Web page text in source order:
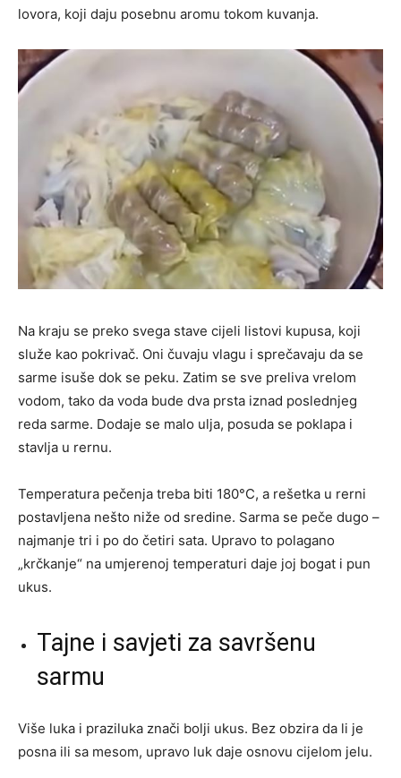
lovora, koji daju posebnu aromu tokom kuvanja.
Na kraju se preko svega stave cijeli listovi kupusa, koji
služe kao pokrivač. Oni čuvaju vlagu i sprečavaju da se
sarme isuše dok se peku. Zatim se sve preliva vrelom
vodom, tako da voda bude dva prsta iznad poslednjeg
reda sarme. Dodaje se malo ulja, posuda se poklapa i
stavlja u rernu.
Temperatura pečenja treba biti 180°C, a rešetka u rerni
postavljena nešto niže od sredine. Sarma se peče dugo –
najmanje tri i po do četiri sata. Upravo to polagano
„krčkanje“ na umjerenoj temperaturi daje joj bogat i pun
ukus.
Tajne i savjeti za savršenu
sarmu
Više luka i praziluka znači bolji ukus. Bez obzira da li je
posna ili sa mesom, upravo luk daje osnovu cijelom jelu.